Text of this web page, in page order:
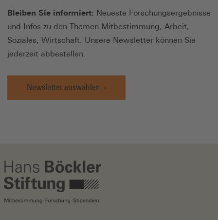
Bleiben Sie informiert: Neueste Forschungsergebnisse
und Infos zu den Themen Mitbestimmung, Arbeit,
Soziales, Wirtschaft. Unsere Newsletter können Sie
jederzeit abbestellen.
Newsletter auswählen